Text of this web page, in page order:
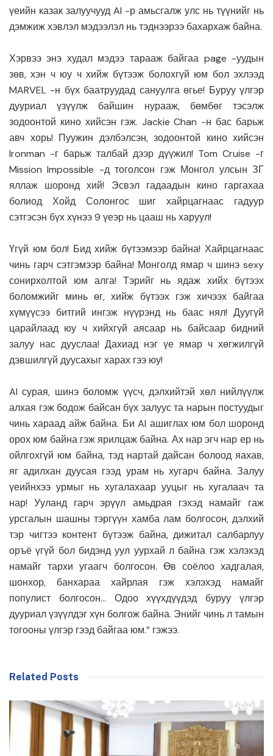
үеийн казак залуучууд AI -р амьсгалж улс нь түүнийг нь
дэмжиж хэвлэл мэдээлэл нь тэднээрээ бахархаж байна.
Хэрвээ энэ худал мэдээ тарааж байгаа page -уудын
зөв, хэн ч юу ч хийж бүтээж болохгүй юм бол эхлээд
MARVEL -н бүх баатруудад сануулга өгье! Буруу үлгэр
дууриал үзүүлж байшин нурааж, бөмбөг тэсэлж
зодоонтой кино хийсэн гэж. Jackie Chan -н бас барьж
авч хорь! Пуужин дэлбэлсэн, зодоонтой кино хийсэн
Ironman -г барьж талбай дээр дүүжил! Tom Cruise -г
Mission Impossible -д тоголсон гэж Монгол улсын ЗГ
яллаж шоронд хий! Эсвэл гадаадын кино гаргахаа
болиод Хойд Солонгос шиг хайрцагнаас гадуур
сэтгэсэн бүх хүнээ 9 үеэр нь цааш нь харуул!
Үгүй юм бол! Бид хийж бүтээмээр байна! Хайрцагнаас
чинь гарч сэтгэмээр байна! Монголд ямар ч шинэ sexy
сонирхолтой юм алга! Тэрийг нь ядаж хийх бүтээх
боломжийг минь өг, хийж бүтээх гэж хичээх байгаа
хүмүүсээ битгий ингэж нүүрэнд нь баас нял! Дуугүй
царайлаад юу ч хийхгүй аясаар нь байсаар бидний
залуу нас дууслаа! Дахиад нэг үе ямар ч хөгжилгүй
дэвшилгүй дуусахыг харах гээ юу!
AI сурая, шинэ боломж үүсч, дэлхийтэй хөл нийлүүлж
алхая гэж бодож байсан бүх залуус та нарын постуудыг
чинь хараад айж байна. Би AI ашиглах юм бол шоронд
орох юм байна гэж ярилцаж байна. Ах нар эгч нар ер нь
ойлгохгүй юм байна, тэд нартай дайсан болоод яахав,
яг адилхан дуусая гээд урам нь хугарч байна. Залуу
үеийнхээ урмыг нь хугалахаар ууцыг нь хугалаач та
нар! Ууланд гарч эрүүл амьдрая гэхэд намайг гаж
урсгалын шашны тэргүүн хамба лам болгосон, дэлхий
тэр чигтээ контент бүтээж байна, дижитал салбарлуу
оръё үгүй бол бидэнд уул уурхай л байна гэж хэлэхэд
намайг тархи угаагч болгосон. Өв соёлоо хадгалая,
шонхор, банхараа хайрлая гэж хэлэхэд намайг
популист болгосон… Одоо хүүхдүүдэд буруу үлгэр
дууриал үзүүлдэг хүн болгож байна. Энийг чинь л тамын
тогооны үлгэр гээд байгаа юм.” гэжээ.
Related Posts